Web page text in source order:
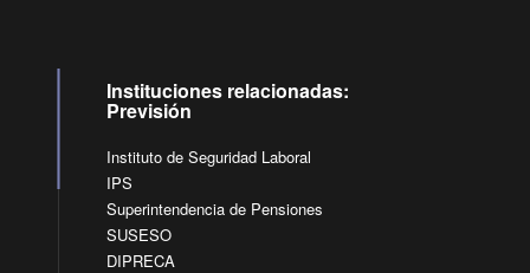
Instituciones relacionadas:
Previsión
Instituto de Seguridad Laboral
IPS
Superintendencia de Pensiones
SUSESO
DIPRECA